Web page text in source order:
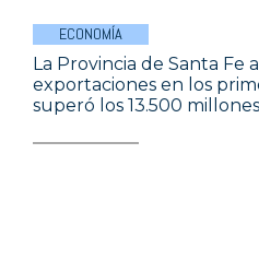
ECONOMÍA
La Provincia de Santa Fe
exportaciones en los
superó los 13.500